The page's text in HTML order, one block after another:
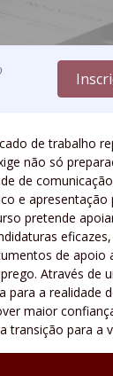
de trabalho
não só
de
e apresentação
pretende
de apoio
Através de
para a realidade
maior
transição para a